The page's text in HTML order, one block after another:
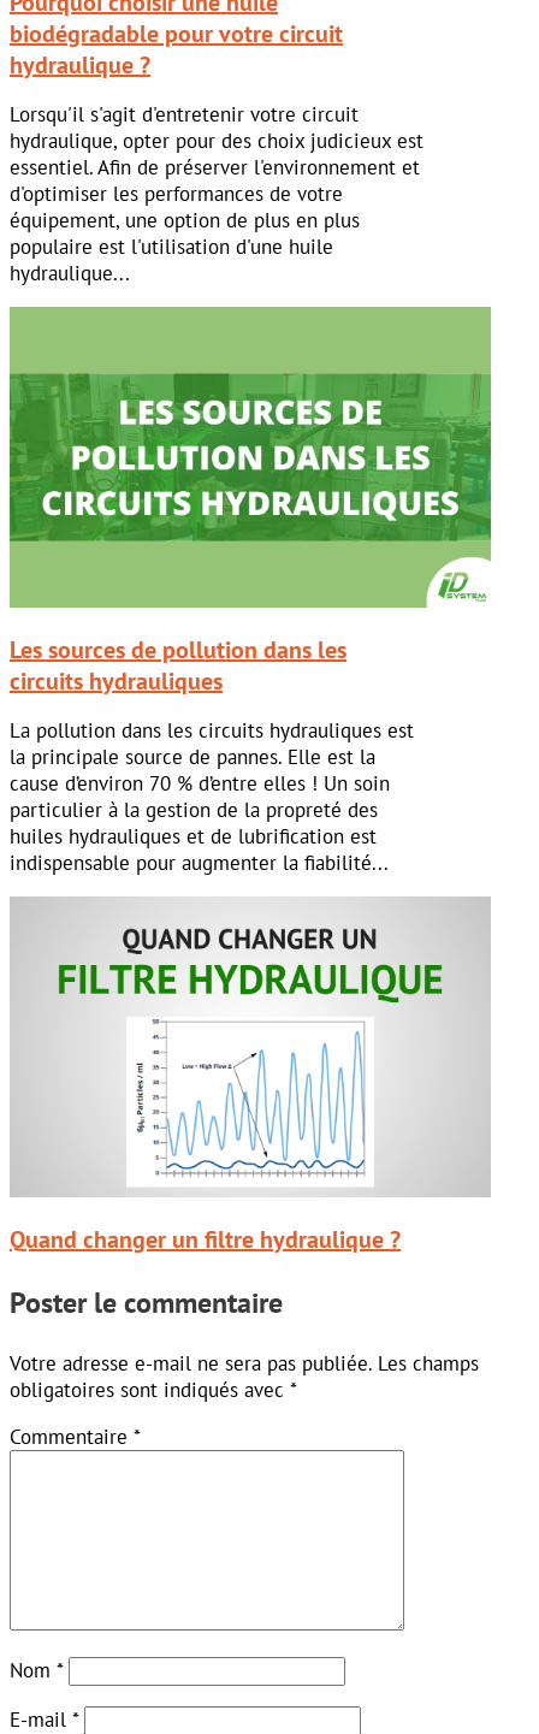
biodégradable pour votre circuit
hydraulique ?
Lorsqu'il s'agit d'entretenir votre circuit
hydraulique, opter pour des choix judicieux est
essentiel. Afin de préserver l'environnement et
d'optimiser les performances de votre
équipement, une option de plus en plus
populaire est l'utilisation d'une huile
hydraulique...
Les sources de pollution dans les
circuits hydrauliques
La pollution dans les circuits hydrauliques est
la principale source de pannes. Elle est la
cause d’environ 70 % d’entre elles ! Un soin
particulier à la gestion de la propreté des
huiles hydrauliques et de lubrification est
indispensable pour augmenter la fiabilité...
Quand changer un filtre hydraulique ?
Poster le commentaire
Votre adresse e-mail ne sera pas publiée. Les champs
obligatoires sont indiqués avec *
Commentaire *
Nom *
E-mail *